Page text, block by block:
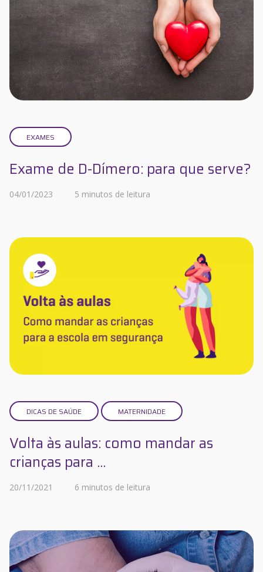
EXAMES
Exame de D-Dímero: para que serve?
04/01/2023 5 minutos de leitura
DICAS DE SAÚDE MATERNIDADE
Volta às aulas: como mandar as
crianças para ...
20/11/2021 6 minutos de leitura